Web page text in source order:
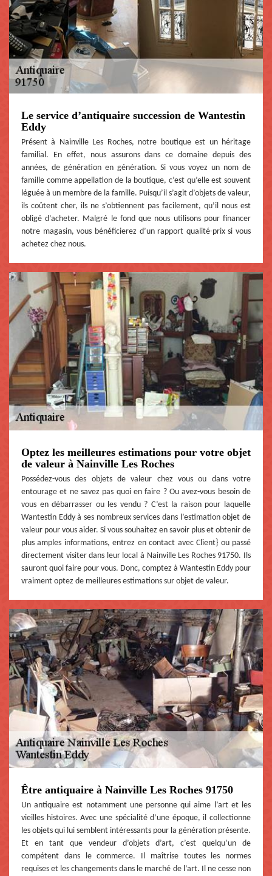
Le service d’antiquaire succession de Wantestin
Eddy
Présent à Nainville Les Roches, notre boutique est un héritage
familial. En effet, nous assurons dans ce domaine depuis des
années, de génération en génération. Si vous voyez un nom de
famille comme appellation de la boutique, c’est qu’elle est souvent
léguée à un membre de la famille. Puisqu’il s’agit d’objets de valeur,
ils coûtent cher, ils ne s’obtiennent pas facilement, qu’il nous est
obligé d’acheter. Malgré le fond que nous utilisons pour financer
notre magasin, vous bénéficierez d’un rapport qualité-prix si vous
achetez chez nous.
Optez les meilleures estimations pour votre objet
de valeur à Nainville Les Roches
Possédez-vous des objets de valeur chez vous ou dans votre
entourage et ne savez pas quoi en faire ? Ou avez-vous besoin de
vous en débarrasser ou les vendu ? C’est la raison pour laquelle
Wantestin Eddy à ses nombreux services dans l’estimation objet de
valeur pour vous aider. Si vous souhaitez en savoir plus et obtenir de
plus amples informations, entrez en contact avec Client} ou passé
directement visiter dans leur local à Nainville Les Roches 91750. Ils
sauront quoi faire pour vous. Donc, comptez à Wantestin Eddy pour
vraiment optez de meilleures estimations sur objet de valeur.
Être antiquaire à Nainville Les Roches 91750
Un antiquaire est notamment une personne qui aime l’art et les
vieilles histoires. Avec une spécialité d’une époque, il collectionne
les objets qui lui semblent intéressants pour la génération présente.
Et en tant que vendeur d’objets d’art, c’est quelqu’un de
compétent dans le commerce. Il maîtrise toutes les normes
requises et les changements dans le marché de l’art. Il ne cesse non